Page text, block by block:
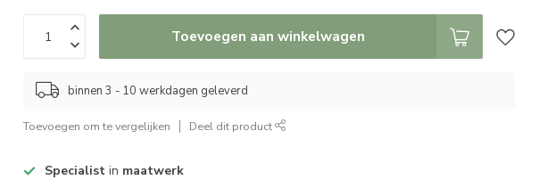
Toevoegen aan winkelwagen
binnen 3 - 10 werkdagen geleverd
Toevoegen om te vergelijken Deel dit product
Specialist in maatwerk